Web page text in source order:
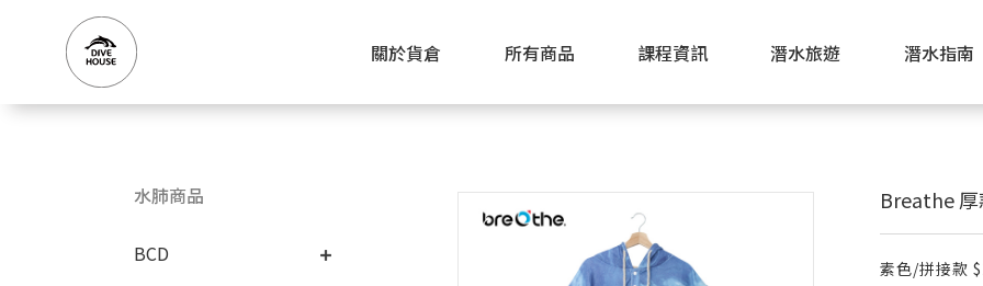
關於貨倉 所有商品 課程資訊 潛水旅遊 潛水指南
水肺商品
BCD
Breathe
素色/拼接款